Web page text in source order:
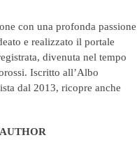
con una profonda passione
e realizzato il portale
divenuta nel tempo
Iscritto all’Albo
dal 2013, ricopre anche